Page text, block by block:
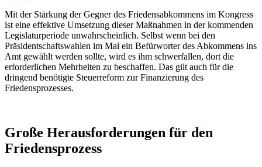
Mit der Stärkung der Gegner des Friedensabkommens im Kongress
ist eine effektive Umsetzung dieser Maßnahmen in der kommenden
Legislaturperiode unwahrscheinlich. Selbst wenn bei den
Präsidentschaftswahlen im Mai ein Befürworter des Abkommens ins
Amt gewählt werden sollte, wird es ihm schwerfallen, dort die
erforderlichen Mehrheiten zu beschaffen. Das gilt auch für die
dringend benötigte Steuerreform zur Finanzierung des
Friedensprozesses.
Große Herausforderungen für den
Friedensprozess